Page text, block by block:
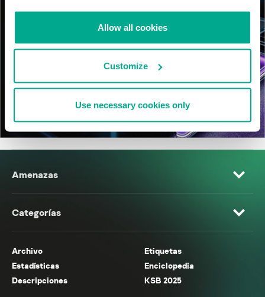
Allow all cookies
Customize
Use necessary cookies only
Amenazas
Categorías
Archivo
Etiquetas
Estadísticas
Enciclopedia
Descripciones
KSB 2025